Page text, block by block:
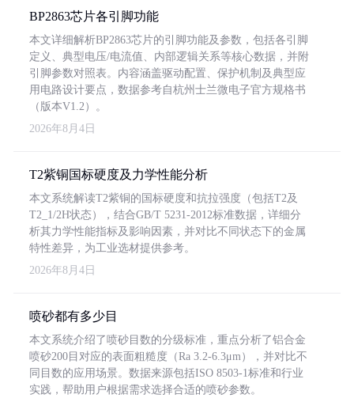
BP2863芯片各引脚功能
本文详细解析BP2863芯片的引脚功能及参数，包括各引脚
定义、典型电压/电流值、内部逻辑关系等核心数据，并附
引脚参数对照表。内容涵盖驱动配置、保护机制及典型应
用电路设计要点，数据参考自杭州士兰微电子官方规格书
（版本V1.2）。
2026年8月4日
T2紫铜国标硬度及力学性能分析
本文系统解读T2紫铜的国标硬度和抗拉强度（包括T2及
T2_1/2H状态），结合GB/T 5231-2012标准数据，详细分
析其力学性能指标及影响因素，并对比不同状态下的金属
特性差异，为工业选材提供参考。
2026年8月4日
喷砂都有多少目
本文系统介绍了喷砂目数的分级标准，重点分析了铝合金
喷砂200目对应的表面粗糙度（Ra 3.2-6.3μm），并对比不
同目数的应用场景。数据来源包括ISO 8503-1标准和行业
实践，帮助用户根据需求选择合适的喷砂参数。